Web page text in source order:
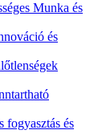
Munka és
és
fogyasztás és